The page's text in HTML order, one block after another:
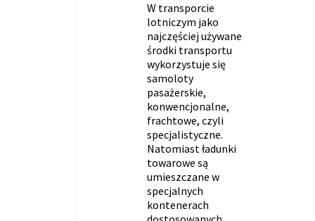
W transporcie
lotniczym jako
najczęściej używane
środki transportu
wykorzystuje się
samoloty
pasażerskie,
konwencjonalne,
frachtowe, czyli
specjalistyczne.
Natomiast ładunki
towarowe są
umieszczane w
specjalnych
kontenerach